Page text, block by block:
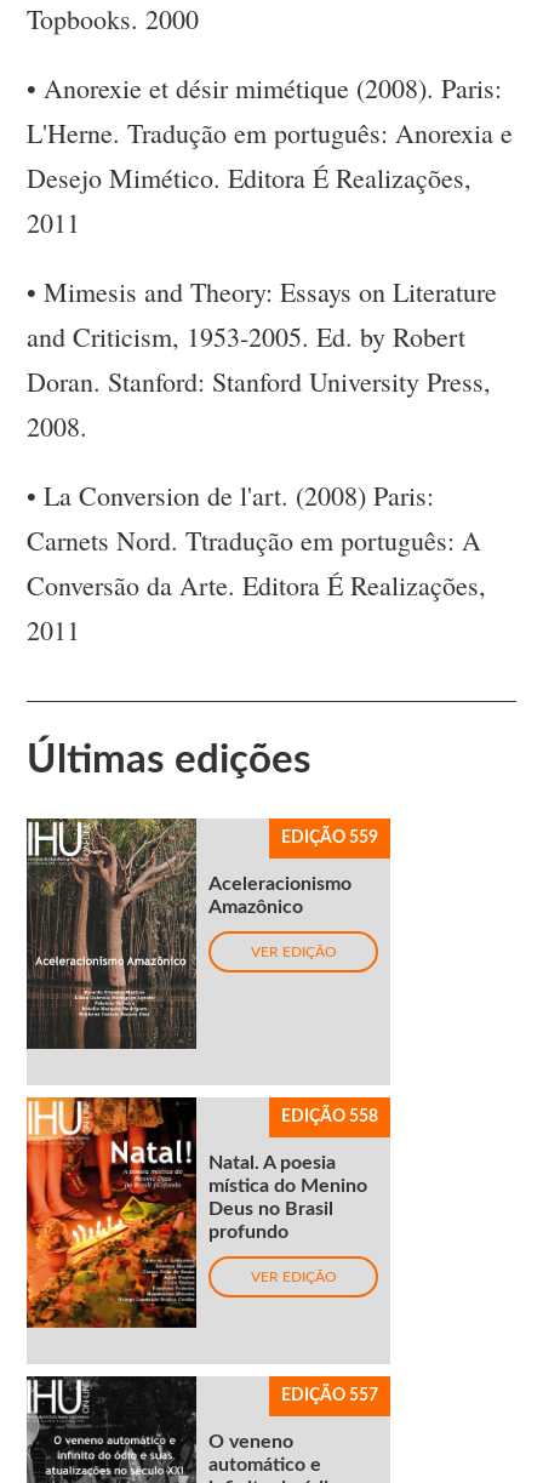
Topbooks. 2000
• Anorexie et désir mimétique (2008). Paris:
L'Herne. Tradução em português: Anorexia e
Desejo Mimético. Editora É Realizações,
2011
• Mimesis and Theory: Essays on Literature
and Criticism, 1953-2005. Ed. by Robert
Doran. Stanford: Stanford University Press,
2008.
• La Conversion de l'art. (2008) Paris:
Carnets Nord. Ttradução em português: A
Conversão da Arte. Editora É Realizações,
2011
Últimas edições
EDIÇÃO 559
Aceleracionismo
Amazônico
VER EDIÇÃO
EDIÇÃO 558
Natal. A poesia
mística do Menino
Deus no Brasil
profundo
VER EDIÇÃO
EDIÇÃO 557
O veneno
automático e